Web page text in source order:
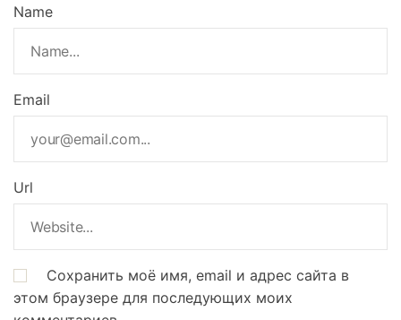
Name
Email
Url
Сохранить моё имя, email и адрес сайта в
этом браузере для последующих моих